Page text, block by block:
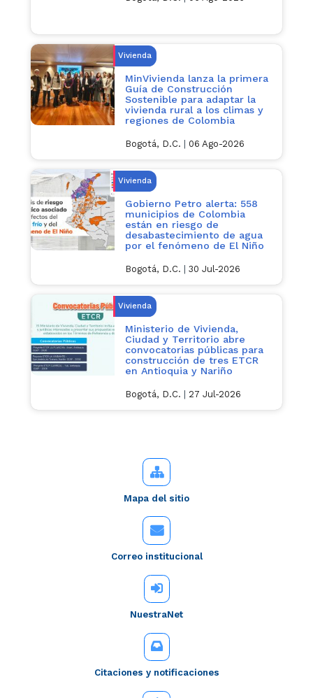
Vivienda
MinVivienda lanza la primera
Guía de Construcción
Sostenible para adaptar la
vivienda rural a los climas y
regiones de Colombia
Bogotá, D.C. 06 Ago-2026
Vivienda
Gobierno Petro alerta: 558
municipios de Colombia
están en riesgo de
desabastecimiento de agua
por el fenómeno de El Niño
Bogotá, D.C. 30 Jul-2026
Vivienda
Ministerio de Vivienda,
Ciudad y Territorio abre
convocatorias públicas para
construcción de tres ETCR
en Antioquia y Nariño
Bogotá, D.C. 27 Jul-2026
Mapa del sitio
Correo institucional
NuestraNet
Citaciones y notificaciones